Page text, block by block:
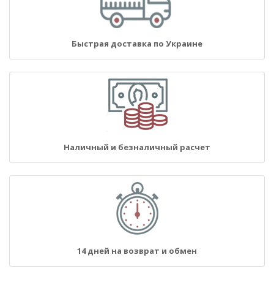
Быстрая доставка по Украине
Наличный и безналичный расчет
14 дней на возврат и обмен